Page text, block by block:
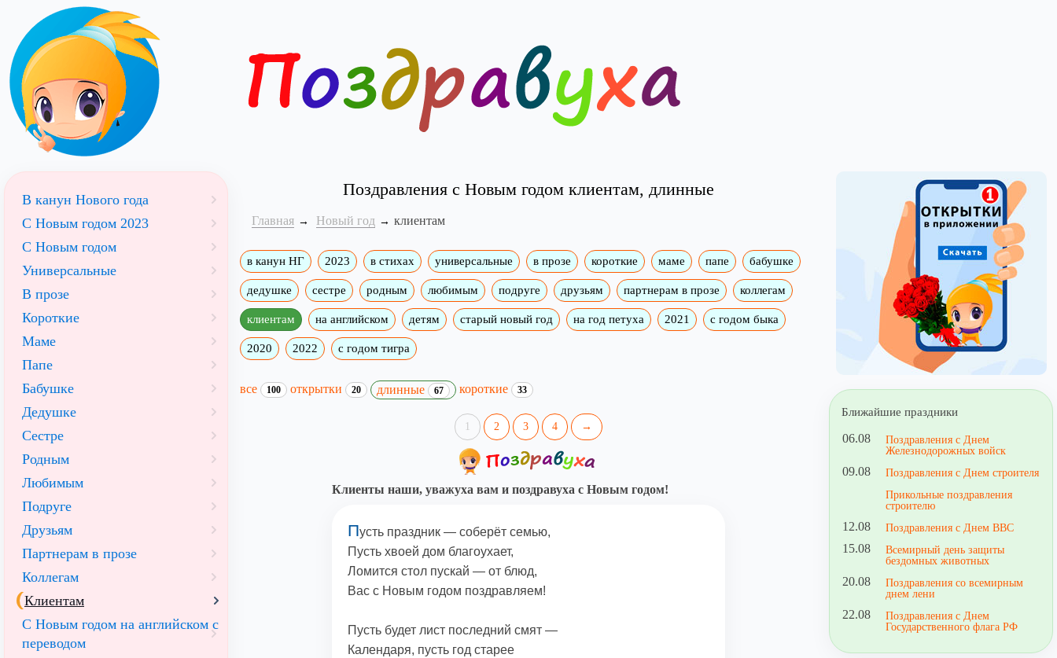
Поздравления с Новым годом клиентам, длинные
Главная Новый год клиентам
в канун НГ 2023 в стихах универсальные в прозе короткие маме папе бабушке
дедушке сестре родным любимым подруге друзьям партнерам в прозе коллегам
клиентам на английском детям старый новый год на год петуха 2021 с годом быка
2020 2022 с годом тигра
все 100 открытки 20 длинные 67 короткие 33
1 2 3 4 →
Клиенты наши, уважуха вам и поздравуха с Новым годом!
Пусть праздник — соберёт семью,
Пусть хвоей дом благоухает,
Ломится стол пускай — от блюд,
Вас с Новым годом поздравляем!
Пусть будет лист последний смят —
Календаря, пусть год старее
В канун Нового года
С Новым годом 2023
С Новым годом
Универсальные
В прозе
Короткие
Маме
Папе
Бабушке
Дедушке
Сестре
Родным
Любимым
Подруге
Друзьям
Партнерам в прозе
Коллегам
Клиентам
С Новым годом на английском с
переводом
Ближайшие праздники
06.08
Поздравления с Днем
Железнодорожных войск
09.08
Поздравления с Днем строителя
Прикольные поздравления
строителю
12.08 Поздравления с Днем ВВС
15.08
Всемирный день защиты
бездомных животных
20.08
Поздравления со всемирным
днем лени
22.08
Поздравления с Днем
Государственного флага РФ